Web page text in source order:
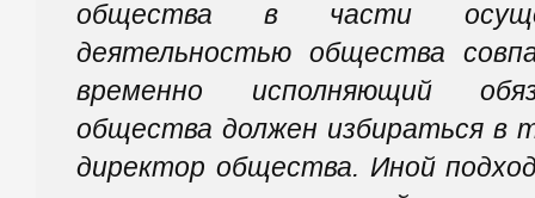
общества в части
деятельностью общества
временно исполняющий
общества должен избираться в
директор общества. Иной